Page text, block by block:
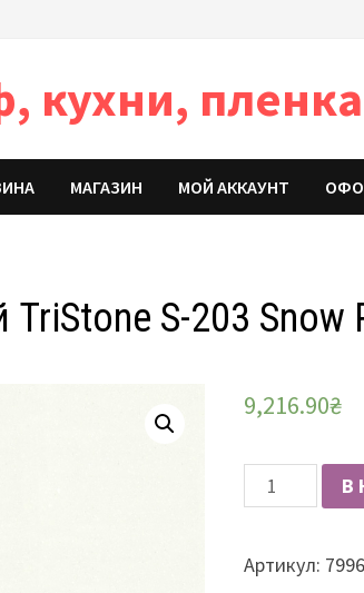
кухни,
МАГАЗИН МОЙ АККАУНТ
S-203 Snow
9,216.90₴
Количество
Лист
TriStone
В
Артикул: